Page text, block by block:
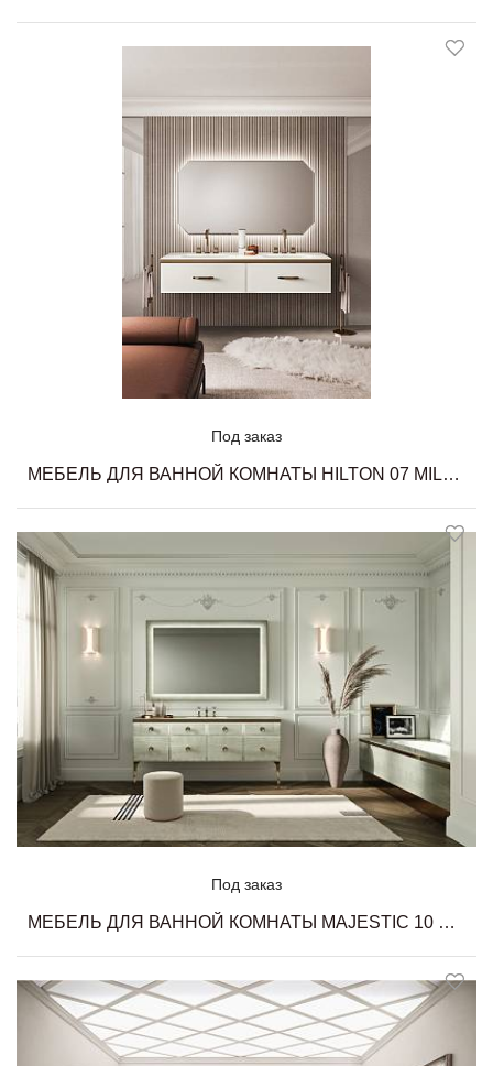
Под заказ
МЕБЕЛЬ ДЛЯ ВАННОЙ КОМНАТЫ HILTON 07 MILLDUE
Под заказ
МЕБЕЛЬ ДЛЯ ВАННОЙ КОМНАТЫ MAJESTIC 10 MILLDUE